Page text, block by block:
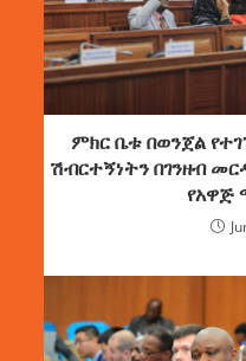
ምክር ቤቱ በወንጀል
ሽብርተኝነትን በገንዘብ
የአዋጅ